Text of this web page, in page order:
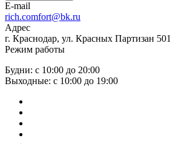
E-mail
rich.comfort@bk.ru
Адрес
г. Краснодар, ул. Красных Партизан 501
Режим работы
Будни: с 10:00 до 20:00
Выходные: с 10:00 до 19:00